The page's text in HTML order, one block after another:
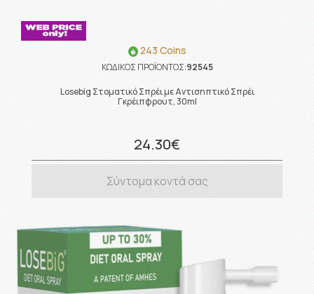
243 Coins
ΚΩΔΙΚΟΣ ΠΡΟΪΟΝΤΟΣ:92545
Losebig Στοματικό Σπρέι με Αντισηπτικό Σπρέι
Γκρέιπφρουτ, 30ml
24.30€
Σύντομα κοντά σας